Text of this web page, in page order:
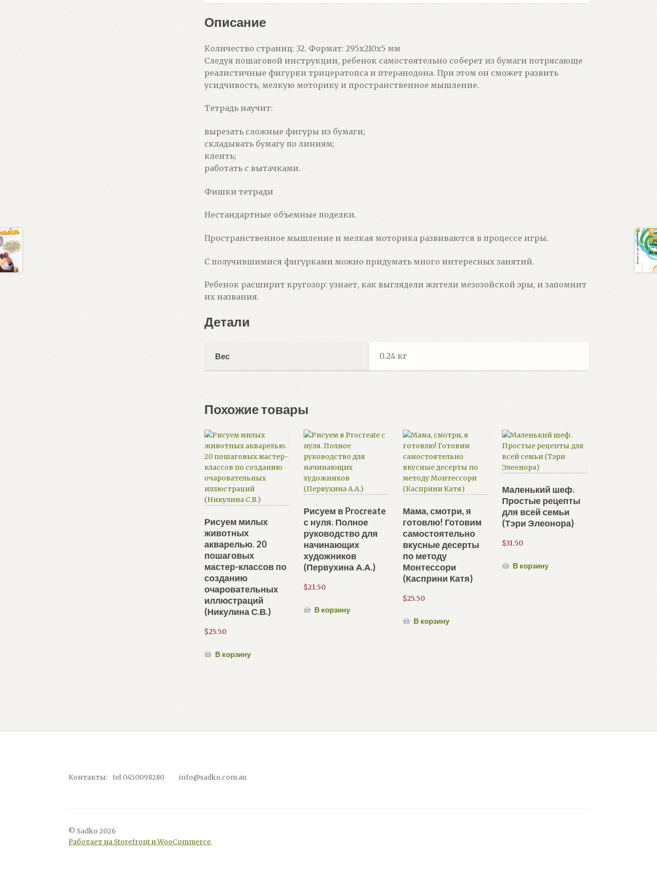
Описание
Количество страниц: 32. Формат: 295x210x5 мм
Следуя пошаговой инструкции, ребенок самостоятельно соберет из бумаги потрясающе
реалистичные фигурки трицератопса и птеранодона. При этом он сможет развить
усидчивость, мелкую моторику и пространственное мышление.
Тетрадь научит:
вырезать сложные фигуры из бумаги;
складывать бумагу по линиям;
клеить;
работать с вытачками.
Фишки тетради
Нестандартные объемные поделки.
Пространственное мышление и мелкая моторика развиваются в процессе игры.
С получившимися фигурками можно придумать много интересных занятий.
Ребенок расширит кругозор: узнает, как выглядели жители мезозойской эры, и запомнит
их названия.
Детали
Вес 0.24 кг
Похожие товары
Рисуем милых
животных
акварелью. 20
пошаговых
мастер-классов по
созданию
очаровательных
иллюстраций
(Никулина С.В.)
$25.50
В корзину
Рисуем в Procreate
с нуля. Полное
руководство для
начинающих
художников
(Первухина А.А.)
$21.50
В корзину
Мама, смотри, я
готовлю! Готовим
самостоятельно
вкусные десерты
по методу
Монтессори
(Касприни Катя)
$25.50
В корзину
Маленький шеф.
Простые рецепты
для всей семьи
(Тэри Элеонора)
$31.50
В корзину
Контакты: tel 0450098280 info@sadko.com.au
© Sadko 2026
Работает на Storefront и WooCommerce.